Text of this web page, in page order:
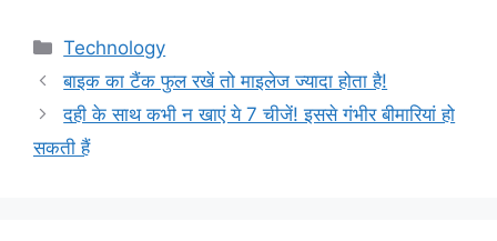
Categories
Technology
बाइक का टैंक फुल रखें तो माइलेज ज्यादा होता है!
दही के साथ कभी न खाएं ये 7 चीजें! इससे गंभीर बीमारियां हो
सकती हैं